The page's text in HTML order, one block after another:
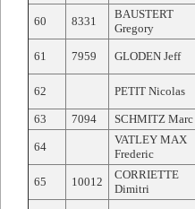
60 8331
BAUSTERT
Gregory
61 7959 GLODEN Jeff
62 PETIT Nicolas
63 7094 SCHMITZ Marc
64
VATLEY MAX
Frederic
65 10012
CORRIETTE
Dimitri